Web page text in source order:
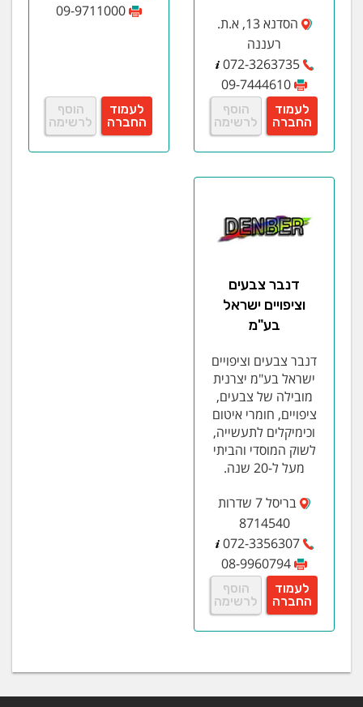
הסדנא 13, א.ת.
רעננה
072-3263735
09-7444610
לעמוד
החברה
הוסף
לרשימה
09-9711000
לעמוד
החברה
הוסף
לרשימה
דנבר צבעים
וציפויים ישראל
בע"מ
דנבר צבעים וציפויים
ישראל בע"מ יצרנית
מובילה של צבעים,
ציפויים, חומרי איטום
וכימיקלים לתעשייה,
לשוק המוסדי והביתי
מעל ל-20 שנה.
בריסל 7 שדרות
8714540
072-3356307
08-9960794
לעמוד
החברה
הוסף
לרשימה